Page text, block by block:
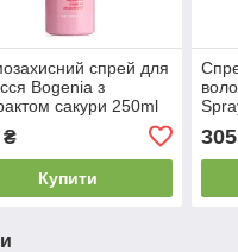
спрей для
Bogenia з
сакури 250ml
Купити
305